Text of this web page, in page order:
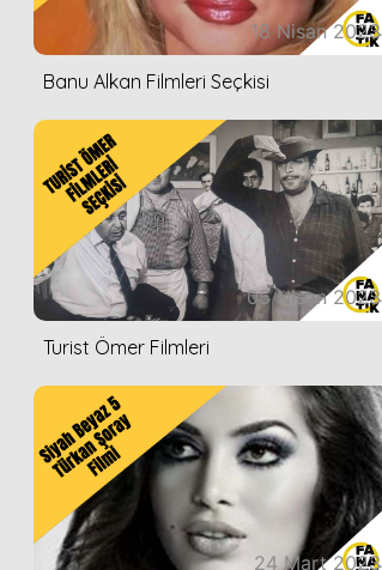
18 Nisan 2023
Banu Alkan Filmleri Seçkisi
05 Nisan 2023
Turist Ömer Filmleri
24 Mart 2023